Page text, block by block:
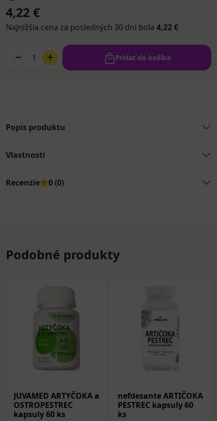
4,22 €
Najnižšia cena za posledných 30 dní bola 4,22 €
1 Pridať do košíka
Popis produktu
Vlastnosti
Recenzie 0 (0)
Podobné produkty
JUVAMED ARTYČOKA a
OSTROPESTREC
kapsuly 60 ks
nefdesante ARTIČOKA
PESTREC kapsuly 60
ks